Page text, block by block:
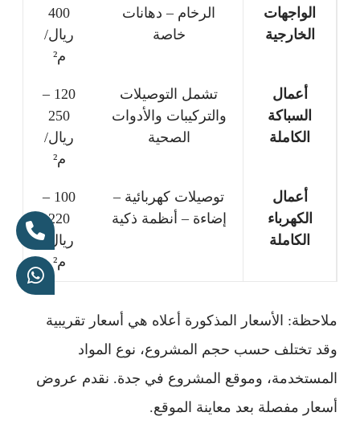
الواجهات
الخارجية
الرخام – دهانات
خاصة
400
ريال/
م²
أعمال
السباكة
الكاملة
تشمل التوصيلات
والتركيبات والأدوات
الصحية
120 –
250
ريال/
م²
أعمال
الكهرباء
الكاملة
توصيلات كهربائية –
إضاءة – أنظمة ذكية
100 –
220
ريال/
م²
ملاحظة: الأسعار المذكورة أعلاه هي أسعار تقريبية
وقد تختلف حسب حجم المشروع، نوع المواد
المستخدمة، وموقع المشروع في جدة. نقدم عروض
أسعار مفصلة بعد معاينة الموقع.